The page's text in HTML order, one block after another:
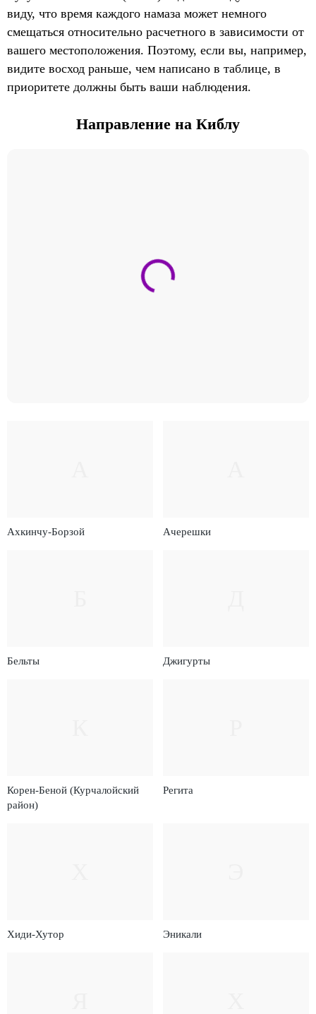
виду, что время каждого намаза может немного
смещаться относительно расчетного в зависимости от
вашего местоположения. Поэтому, если вы, например,
видите восход раньше, чем написано в таблице, в
приоритете должны быть ваши наблюдения.
Направление на Киблу
Ахкинчу-Борзой Ачерешки
Бельты Джигурты
Корен-Беной (Курчалойский
район)
Регита
Хиди-Хутор Эникали